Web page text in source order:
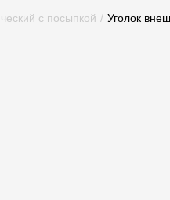
с посыпкой / Уголок